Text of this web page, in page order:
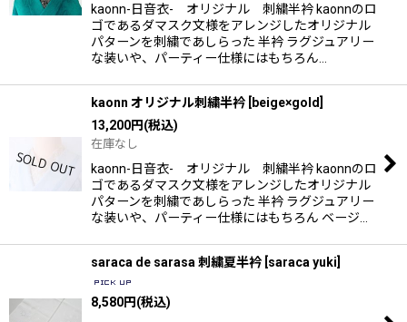
kaonn-日音衣- オリジナル 刺繍半衿 kaonnのロ
ゴであるダマスク文様をアレンジしたオリジナル
パターンを刺繍であしらった 半衿 ラグジュアリー
な装いや、パーティー仕様にはもちろん…
kaonn オリジナル刺繍半衿 beige×gold
13,200円(税込)
在庫なし
kaonn-日音衣- オリジナル 刺繍半衿 kaonnのロ
ゴであるダマスク文様をアレンジしたオリジナル
パターンを刺繍であしらった 半衿 ラグジュアリー
な装いや、パーティー仕様にはもちろん ベージ…
saraca de sarasa 刺繍夏半衿 saraca yuki
8,580円(税込)